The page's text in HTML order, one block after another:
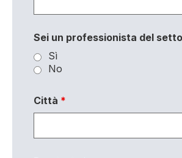
Sei un professionista del
Sì
No
Città *